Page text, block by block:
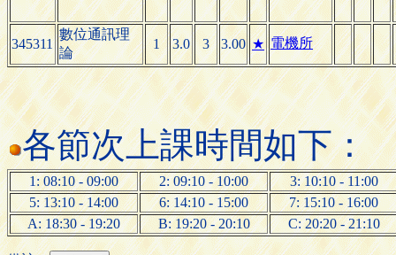
345311
數位通訊理
論
1 3.0 3 3.00 ★ 電機所
各節次上課時間如下：
1: 08:10 - 09:00 2: 09:10 - 10:00
3: 10:10 - 11:00
5: 13:10 - 14:00
6: 14:10 - 15:00
7: 15:10 - 16:00
A: 18:30 - 19:20
B: 19:20 - 20:10 C: 20:20 - 21:10